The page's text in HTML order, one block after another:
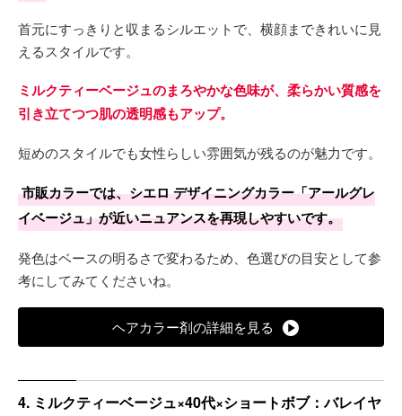
首元にすっきりと収まるシルエットで、横顔まできれいに見
えるスタイルです。
ミルクティーベージュのまろやかな色味が、柔らかい質感を
引き立てつつ肌の透明感もアップ。
短めのスタイルでも女性らしい雰囲気が残るのが魅力です。
市販カラーでは、シエロ デザイニングカラー「アールグレ
イベージュ」が近いニュアンスを再現しやすいです。
発色はベースの明るさで変わるため、色選びの目安として参
考にしてみてくださいね。
ヘアカラー剤の詳細を見る
4. ミルクティーベージュ×40代×ショートボブ：バレイヤ